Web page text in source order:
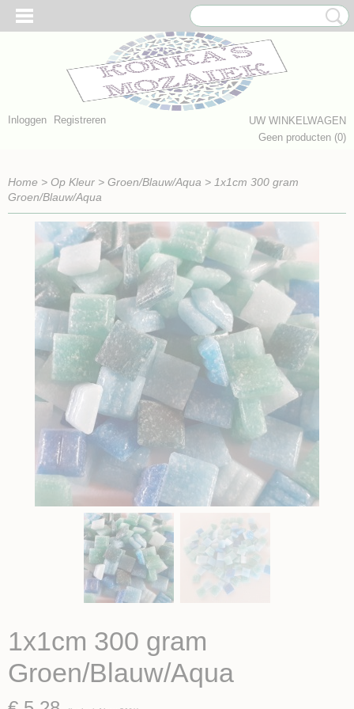
Inloggen Registreren
UW WINKELWAGEN
Geen producten (0)
Home > Op Kleur > Groen/Blauw/Aqua > 1x1cm 300 gram
Groen/Blauw/Aqua
1x1cm 300 gram
Groen/Blauw/Aqua